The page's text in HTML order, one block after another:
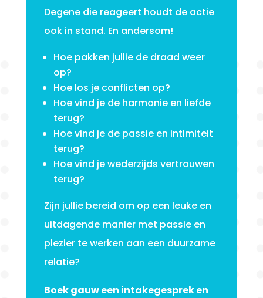
Degene die reageert houdt de actie
ook in stand. En andersom!
Hoe pakken jullie de draad weer
op?
Hoe los je conflicten op?
Hoe vind je de harmonie en liefde
terug?
Hoe vind je de passie en intimiteit
terug?
Hoe vind je wederzijds vertrouwen
terug?
Zijn jullie bereid om op een leuke en
uitdagende manier met passie en
plezier te werken aan een duurzame
relatie?
Boek gauw een intakegesprek en